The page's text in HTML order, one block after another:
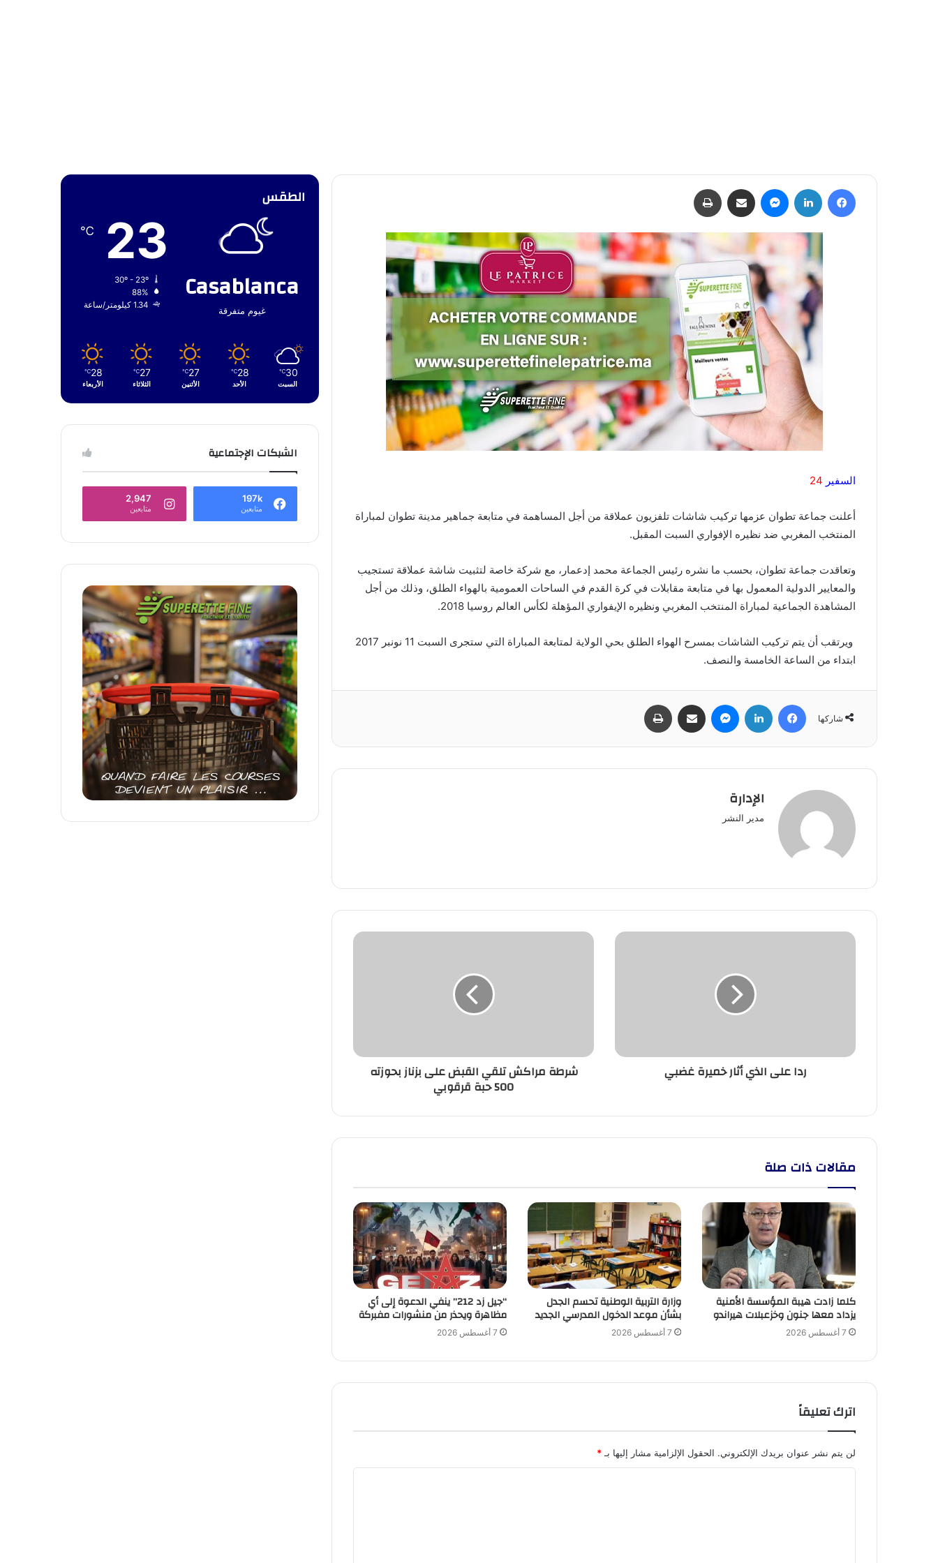
فيسبوك لينكدإن ماسنجر مشاركة عبر البريد
السفير 24
أعلنت جماعة تطوان عزمها تركيب شاشات تلفزيون عملاقة من أجل المساهمة في متابعة جماهير مدينة تطوان لمباراة
المنتخب المغربي ضد نظيره الإفواري السبت المقبل.
وتعاقدت جماعة تطوان، بحسب ما نشره رئيس الجماعة محمد إدعمار، مع شركة خاصة لتثبيت شاشة عملاقة تستجيب
والمعايير الدولية المعمول بها في متابعة مقابلات في كرة القدم في الساحات العمومية بالهواء الطلق، وذلك من أجل
المشاهدة الجماعية لمباراة المنتخب المغربي ونظيره الإيفواري المؤهلة لكأس العالم روسيا 2018.
ويرتقب أن يتم تركيب الشاشات بمسرح الهواء الطلق بحي الولاية لمتابعة المباراة التي ستجرى السبت 11 نونبر 2017
ابتداء من الساعة الخامسة والنصف.
شاركها
فيسبوك لينكدإن ماسنجر مشاركة عبر البريد
الإدارة
مدير النشر
ردا
ردا على الذي أثار خميرة غضبي
شرطة
حبة
قرقوبيشرطة مراكش تلقي القبض على بزناز بحوزته
500 حبة قرقوبي
مقالات ذات صلة
كلما زادت هيبة المؤسسة الأمنية
يزداد معها جنون وخزعبلات هيراندو
7 أغسطس 2026
وزارة التربية الوطنية تحسم الجدل
بشأن موعد الدخول المدرسي الجديد
7 أغسطس 2026
“جيل زد 212” ينفي الدعوة إلى أي
مظاهرة ويحذر من منشورات مفبركة
7 أغسطس 2026
اترك تعليقاً
لن يتم نشر عنوان بريدك الإلكتروني. الحقول الإلزامية مشار إليها بـ*
الطقس
Casablanca
غيوم متفرقة
23
℃
88%
1.34 كيلومتر/ساعة
30
℃
السبت
28
℃
الأحد
27
℃
الأثنين
27
℃
الثلاثاء
28
℃
الأربعاء
الشبكات الإجتماعية
197k
متابعين
2,947
متابعين